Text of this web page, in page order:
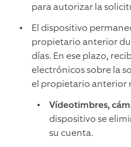
para autorizar la
El dispositivo
propietario anterior
días. En ese plazo,
electrónicos sobre la
el propietario anterior
Vídeotimbres,
dispositivo se
su cuenta.